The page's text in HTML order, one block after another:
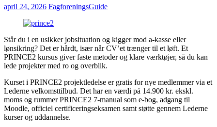
april 24, 2026 FagforeningsGuide
Står du i en usikker jobsituation og kigger mod a-kasse eller
lønsikring? Det er hårdt, især når CV’et trænger til et løft. Et
PRINCE2 kursus giver faste metoder og klare værktøjer, så du kan
lede projekter med ro og overblik.
Kurset i PRINCE2 projektledelse er gratis for nye medlemmer via et
Lederne velkomsttilbud. Det har en værdi på 14.900 kr. ekskl.
moms og rummer PRINCE2 7-manual som e-bog, adgang til
Moodle, officiel certificeringseksamen samt støtte gennem Lederne
kurser og uddannelse.